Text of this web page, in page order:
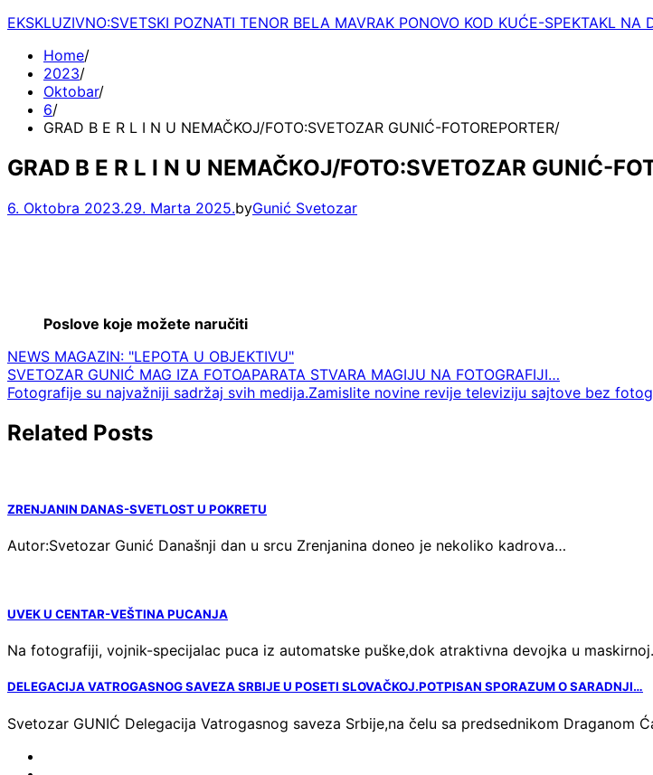
EKSKLUZIVNO:SVETSKI POZNATI TENOR BELA MAVRAK PONOVO KOD KUĆE-SPEKTAKL NA
Home
2023
Oktobar
6
GRAD B E R L I N U NEMAČKOJ/FOTO:SVETOZAR GUNIĆ-FOTOREPORTER
GRAD B E R L I N U NEMAČKOJ/FOTO:SVETOZAR GUNIĆ-
6. Oktobra 2023.29. Marta 2025.byGunić Svetozar
Poslove koje možete naručiti
NEWS MAGAZIN: "LEPOTA U OBJEKTIVU"
Navigacija
članaka
SVETOZAR GUNIĆ MAG IZA FOTOAPARATA STVARA MAGIJU NA FOTOGRAFIJI…
Fotografije su najvažniji sadržaj svih medija.Zamislite novine revije televiziju sajtove bez
Related Posts
ZRENJANIN DANAS-SVETLOST U POKRETU
Autor:Svetozar Gunić Današnji dan u srcu Zrenjanina doneo je nekoliko kadrova…
UVEK U CENTAR-VEŠTINA PUCANJA
Na fotografiji, vojnik-specijalac puca iz automatske puške,dok atraktivna devojka u
DELEGACIJA VATROGASNOG SAVEZA SRBIJE U POSETI SLOVAČKOJ.POTPISAN SPORAZUM O SARADNJI…
Svetozar GUNIĆ Delegacija Vatrogasnog saveza Srbije,na čelu sa predsednikom Draganom